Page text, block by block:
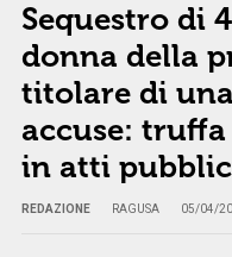
Sequestro di
donna della
titolare di
accuse:
in atti
REDAZIONE RAGUSA 05/04/